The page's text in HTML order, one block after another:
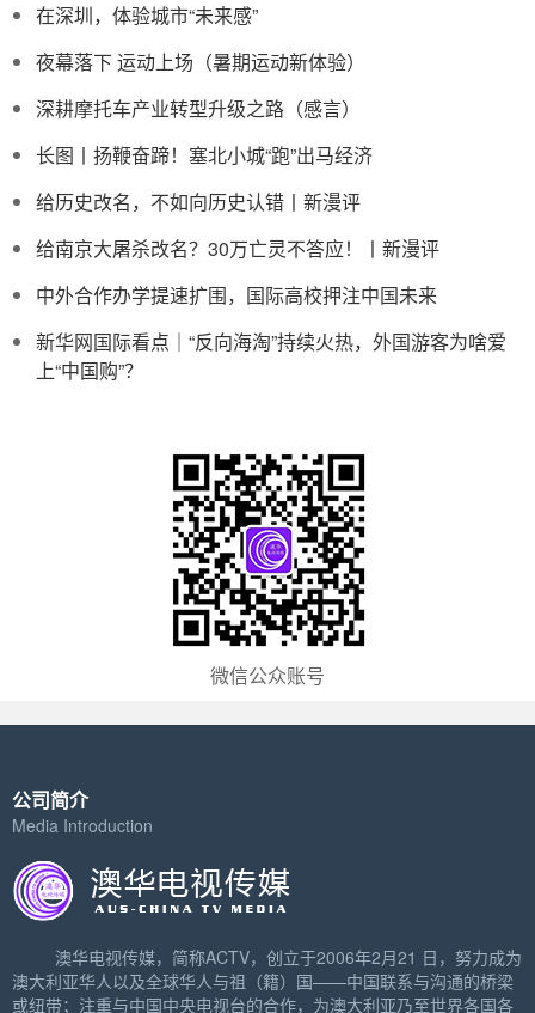
在深圳，体验城市“未来感”
夜幕落下 运动上场（暑期运动新体验）
深耕摩托车产业转型升级之路（感言）
长图丨扬鞭奋蹄！塞北小城“跑”出马经济
给历史改名，不如向历史认错丨新漫评
给南京大屠杀改名？30万亡灵不答应！丨新漫评
中外合作办学提速扩围，国际高校押注中国未来
新华网国际看点｜“反向海淘”持续火热，外国游客为啥爱
上“中国购”？
微信公众账号
公司简介
Media Introduction
澳华电视传媒，简称ACTV，创立于2006年2月21 日，努力成为
澳大利亚华人以及全球华人与祖（籍）国——中国联系与沟通的桥梁
或纽带；注重与中国中央电视台的合作，为澳大利亚乃至世界各国各